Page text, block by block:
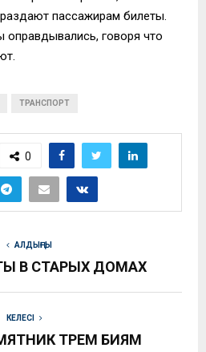
пассажирам билеты.
говоря что
ТРАНСПОРТ
0
АЛДЫҢҒЫ
В СТАРЫХ ДОМАХ
КЕЛЕСІ
ТРЕМ БИЯМ